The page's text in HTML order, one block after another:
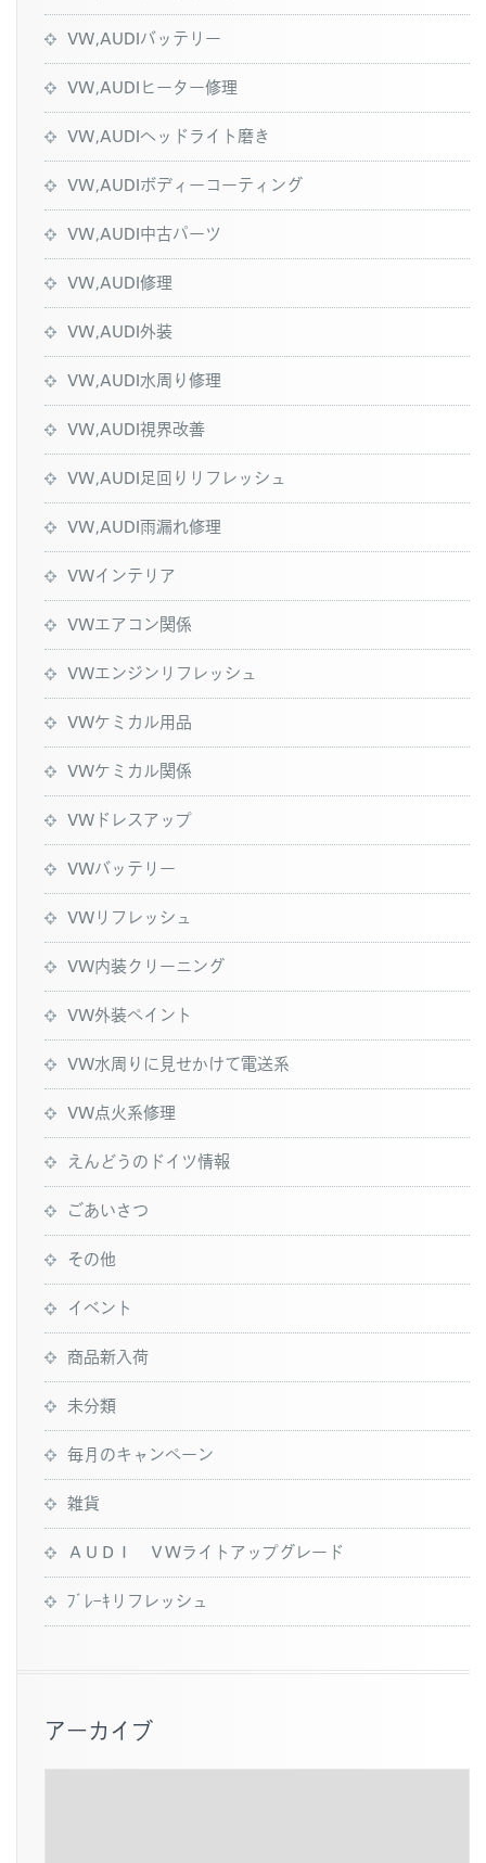
VW,AUDIバッテリー
VW,AUDIヒーター修理
VW,AUDIヘッドライト磨き
VW,AUDIボディーコーティング
VW,AUDI中古パーツ
VW,AUDI修理
VW,AUDI外装
VW,AUDI水周り修理
VW,AUDI視界改善
VW,AUDI足回りリフレッシュ
VW,AUDI雨漏れ修理
VWインテリア
VWエアコン関係
VWエンジンリフレッシュ
VWケミカル用品
VWケミカル関係
VWドレスアップ
VWバッテリー
VWリフレッシュ
VW内装クリーニング
VW外装ペイント
VW水周りに見せかけて電送系
VW点火系修理
えんどうのドイツ情報
ごあいさつ
その他
イベント
商品新入荷
未分類
毎月のキャンペーン
雑貨
ＡＵＤＩ ＶＷライトアップグレード
ﾌﾞﾚｰｷリフレッシュ
アーカイブ